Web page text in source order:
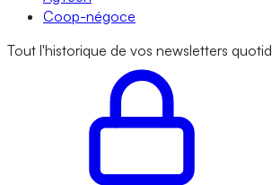
Coop-négoce
Tout l'historique de vos newsletters